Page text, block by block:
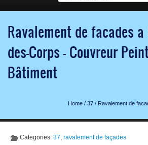
Ravalement de facades
des-Corps - Couvreur
Bâtiment
Home / 37 / Ravalement de
Categories: 37 ravalement de façades